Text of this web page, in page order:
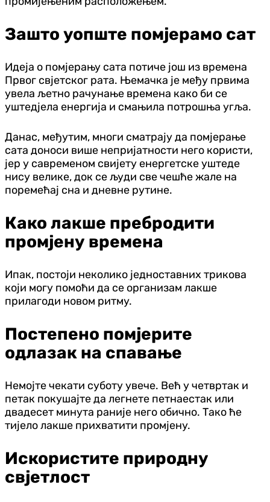
Зашто уопште помјерамо сат
Идеја о помјерању сата потиче још из времена
Првог свјетског рата. Њемачка је међу првима
увела љетно рачунање времена како би се
уштед‌јела енергија и смањила потрошња угља.
Данас, међутим, многи сматрају да помјерање
сата доноси више непријатности него користи,
јер у савременом свијету енергетске уштеде
нису велике, док се људи све чешће жале на
поремећај сна и дневне рутине.
Како лакше пребродити
промјену времена
Ипак, постоји неколико једноставних трикова
који могу помоћи да се организам лакше
прилагоди новом ритму.
Постепено помјерите
одлазак на спавање
Немојте чекати суботу увече. Већ у четвртак и
петак покушајте да легнете петнаестак или
двадесет минута раније него обично. Тако ће
тијело лакше прихватити промјену.
Искористите природну
свјетлост